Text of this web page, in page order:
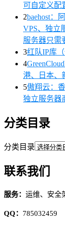
可自定义配
2baehost：
VPS、独立
服务器只需
3红队IP库
4
港、日本、
5傲翔云：
独立服务器
分类目录
分类目录
联系我们
服务： 运维、安全
QQ： 785032459